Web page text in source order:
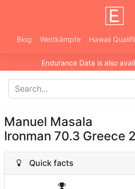
Blog Wettkämpfe Hawaii
Endurance Data is also
Manuel Masala
Ironman 70.3 Greece
Quick facts